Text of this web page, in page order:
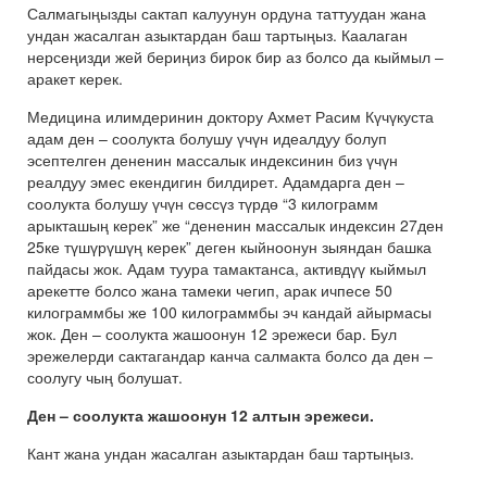
Салмагыңызды сактап калуунун ордуна таттуудан жана
ундан жасалган азыктардан баш тартыңыз. Каалаган
нерсеңизди жей бериңиз бирок бир аз болсо да кыймыл –
аракет керек.
Медицина илимдеринин доктору Ахмет Расим Күчүкуста
адам ден – соолукта болушу үчүн идеалдуу болуп
эсептелген дененин массалык индексинин биз үчүн
реалдуу эмес екендигин билдирет. Адамдарга ден –
соолукта болушу үчүн сөссүз түрдө “3 килограмм
арыкташың керек” же “дененин массалык индексин 27ден
25ке түшүрүшүң керек” деген кыйноонун зыяндан башка
пайдасы жок. Адам туура тамактанса, активдүү кыймыл
арекетте болсо жана тамеки чегип, арак ичпесе 50
килограммбы же 100 килограммбы эч кандай айырмасы
жок. Ден – соолукта жашоонун 12 эрежеси бар. Бул
эрежелерди сактагандар канча салмакта болсо да ден –
соолугу чың болушат.
Ден – соолукта жашоонун 12 алтын эрежеси.
Кант жана ундан жасалган азыктардан баш тартыңыз.